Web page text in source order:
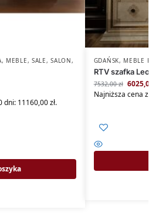
, MEBLE, SALE,SALON,
dni: 11160,00zł.
GDAŃSK, MEBLE
RTV szafka
7532,00zł
Najniższa cena